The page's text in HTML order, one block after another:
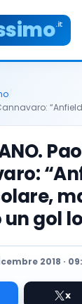
.it
gol
2018 ·